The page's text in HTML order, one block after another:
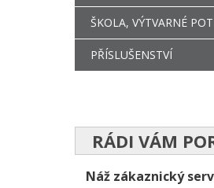
ŠKOLA, VÝTVARNÉ
PŘÍSLUŠENSTVÍ
RÁDI VÁM
Náž zákaznický